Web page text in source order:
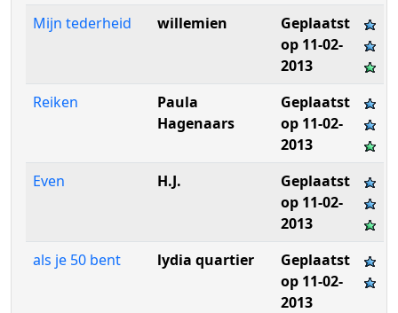
Mijn tederheid
willemien
Geplaatst
op 11-02-
2013
Reiken
Paula
Hagenaars
Geplaatst
op 11-02-
2013
Even
H.J.
Geplaatst
op 11-02-
2013
als je 50 bent
lydia quartier
Geplaatst
op 11-02-
2013